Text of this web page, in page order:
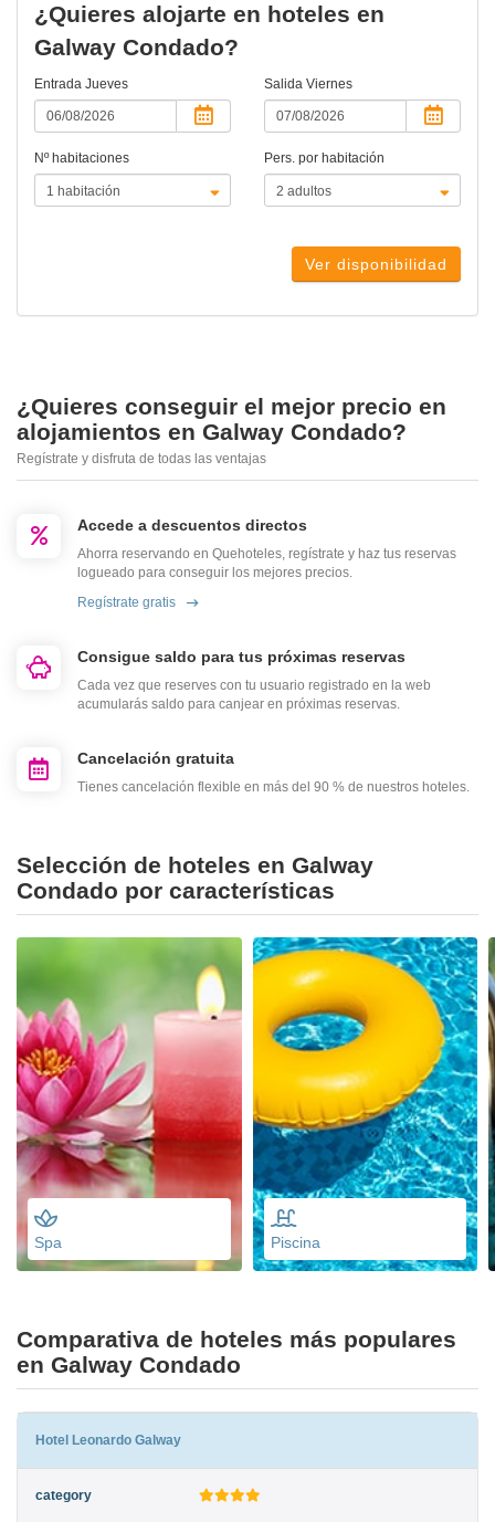
¿Quieres alojarte en hoteles en
Galway Condado?
Entrada Jueves Salida Viernes
Nº habitaciones Pers. por habitación
Ver disponibilidad
¿Quieres conseguir el mejor precio en
alojamientos en Galway Condado?
Regístrate y disfruta de todas las ventajas
Accede a descuentos directos
Ahorra reservando en Quehoteles, regístrate y haz tus reservas
logueado para conseguir los mejores precios.
Regístrate gratis
Consigue saldo para tus próximas reservas
Cada vez que reserves con tu usuario registrado en la web
acumularás saldo para canjear en próximas reservas.
Cancelación gratuita
Tienes cancelación flexible en más del 90 % de nuestros hoteles.
Selección de hoteles en Galway
Condado por características
Spa Piscina
Comparativa de hoteles más populares
en Galway Condado
Hotel Leonardo Galway